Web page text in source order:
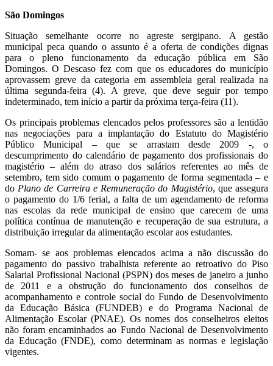
São Domingos
Situação semelhante ocorre no agreste sergipano. A gestão
municipal peca quando o assunto é a oferta de condições dignas
para o pleno funcionamento da educação pública em São
Domingos. O Descaso fez com que os educadores do município
aprovassem greve da categoria em assembleia geral realizada na
última segunda-feira (4). A greve, que deve seguir por tempo
indeterminado, tem início a partir da próxima terça-feira (11).
Os principais problemas elencados pelos professores são a lentidão
nas negociações para a implantação do Estatuto do Magistério
Público Municipal – que se arrastam desde 2009 -, o
descumprimento do calendário de pagamento dos profissionais do
magistério – além do atraso dos salários referentes ao mês de
setembro, tem sido comum o pagamento de forma segmentada – e
do Plano de Carreira e Remuneração do Magistério, que assegura
o pagamento do 1/6 ferial, a falta de um agendamento de reforma
nas escolas da rede municipal de ensino que carecem de uma
política contínua de manutenção e recuperação de sua estrutura, a
distribuição irregular da alimentação escolar aos estudantes.
Somam- se aos problemas elencados acima a não discussão do
pagamento do passivo trabalhista referente ao retroativo do Piso
Salarial Profissional Nacional (PSPN) dos meses de janeiro a junho
de 2011 e a obstrução do funcionamento dos conselhos de
acompanhamento e controle social do Fundo de Desenvolvimento
da Educação Básica (FUNDEB) e do Programa Nacional de
Alimentação Escolar (PNAE). Os nomes dos conselheiros eleitos
não foram encaminhados ao Fundo Nacional de Desenvolvimento
da Educação (FNDE), como determinam as normas e legislação
vigentes.